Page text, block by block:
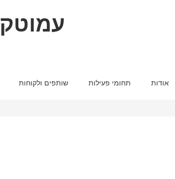
עמוטק
אודות תחומי פעילות שותפים ולקוחות